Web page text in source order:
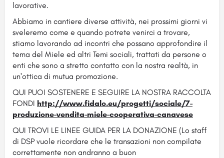
lavorative.
Abbiamo in cantiere diverse attività, nei prossimi giorni vi
sveleremo come e quando potrete venirci a trovare,
stiamo lavorando ad incontri che possano approfondire il
tema del Miele ed altri Temi sociali, trattati da persone o
enti che sono a stretto contatto con la nostra realtà, in
un'ottica di mutua promozione.
QUI PUOI SOSTENERE E SEGUIRE LA NOSTRA RACCOLTA
FONDI http://www.fidalo.eu/progetti/sociale/7-
produzione-vendita-miele-cooperativa-canavese
QUI TROVI LE LINEE GUIDA PER LA DONAZIONE (Lo staff
di DSP vuole ricordare che le transazioni non compilate
correttamente non andranno a buon